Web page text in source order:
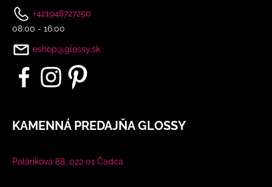
+421948727250
08:00 - 16:00
eshop@glossy.sk
KAMENNÁ PREDAJŇA GLOSSY
Palárikova 88, 022 01 Čadca